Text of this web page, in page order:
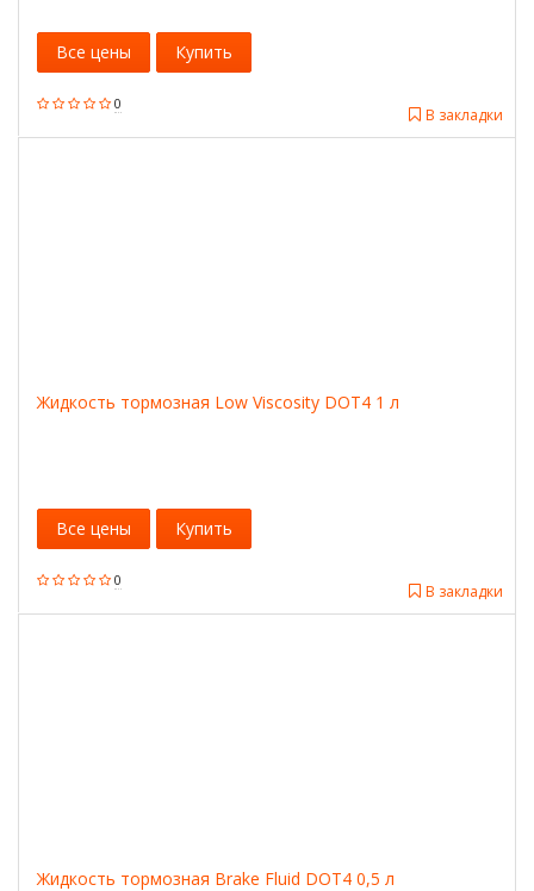
0
В закладки
Все цены Купить
Жидкость тормозная Low Viscosity DOT4 1 л
0
В закладки
Все цены Купить
Жидкость тормозная Brake Fluid DOT4 0,5 л